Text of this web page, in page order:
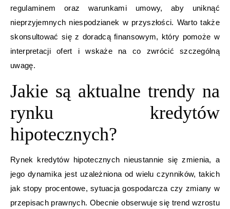
regulaminem oraz warunkami umowy, aby uniknąć
nieprzyjemnych niespodzianek w przyszłości. Warto także
skonsultować się z doradcą finansowym, który pomoże w
interpretacji ofert i wskaże na co zwrócić szczególną
uwagę.
Jakie są aktualne trendy na
rynku kredytów
hipotecznych?
Rynek kredytów hipotecznych nieustannie się zmienia, a
jego dynamika jest uzależniona od wielu czynników, takich
jak stopy procentowe, sytuacja gospodarcza czy zmiany w
przepisach prawnych. Obecnie obserwuje się trend wzrostu